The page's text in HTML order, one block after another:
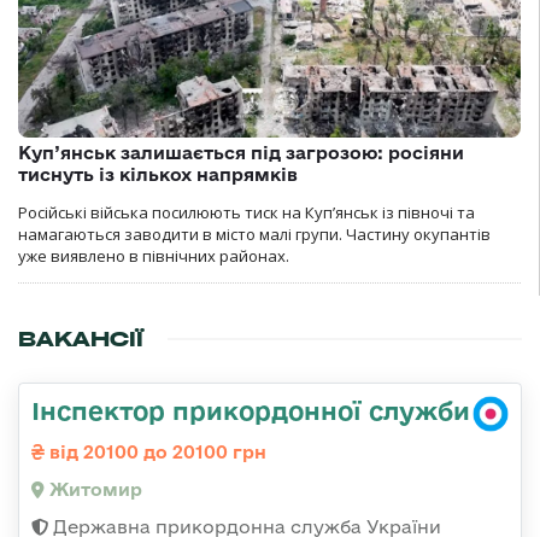
Куп’янськ залишається під загрозою: росіяни
тиснуть із кількох напрямків
Російські війська посилюють тиск на Куп’янськ із півночі та
намагаються заводити в місто малі групи. Частину окупантів
уже виявлено в північних районах.
ВАКАНСІЇ
Інспектор прикордонної служби
від 20100 до 20100 грн
Житомир
Державна прикордонна служба України